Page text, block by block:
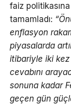
faiz
tamamladı:
enflasyon
piyasalarda
itibariyle iki kez
cevabını
sonuna kadar
geçen gün